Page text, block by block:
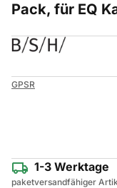
Pack, für EQ
GPSR
1-3 Werktage
paketversandfähiger